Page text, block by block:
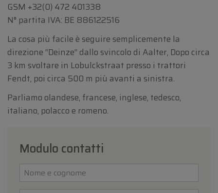
GSM +32(0) 472 401338
N° partita IVA: BE 886122516
La cosa più facile è seguire semplicemente la
direzione “Deinze” dallo svincolo di Aalter, Dopo circa
3 km svoltare in Lobulckstraat presso i trattori
Fendt, poi circa 500 m più avanti a sinistra.
Parliamo olandese, francese, inglese, tedesco,
italiano, polacco e romeno.
Modulo contatti